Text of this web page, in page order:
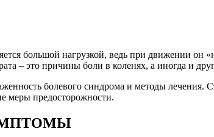
большой нагрузкой, ведь при движении он
– это причины боли в коленях, а иногда и
болевого синдрома и методы лечения.
меры предосторожности.